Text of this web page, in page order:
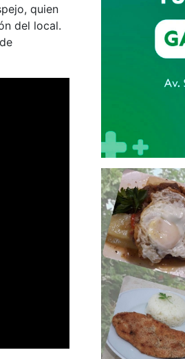
quien
del local.